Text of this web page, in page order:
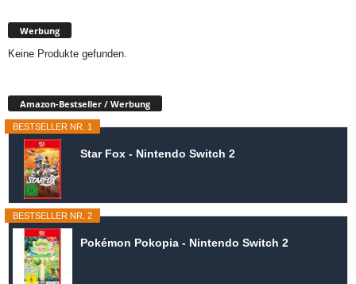
Werbung
Keine Produkte gefunden.
Amazon-Bestseller / Werbung
BESTSELLER NR. 1
Star Fox - Nintendo Switch 2
BESTSELLER NR. 2
Pokémon Pokopia - Nintendo Switch 2